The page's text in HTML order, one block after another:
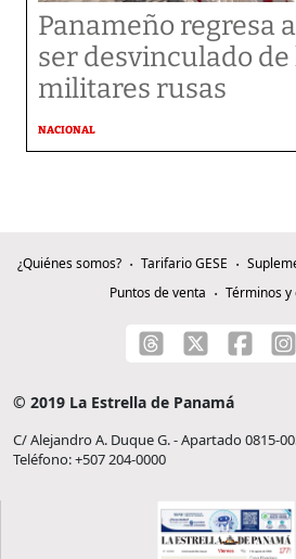
Panameño regresa
ser desvinculado
militares rusas
NACIONAL
¿Quiénes somos? Tarifario GESE
Puntos de venta
Términos y
© 2019 La Estrella de Panamá
C/ Alejandro A. Duque G. - Apartado 0815-
Teléfono: +507 204-0000